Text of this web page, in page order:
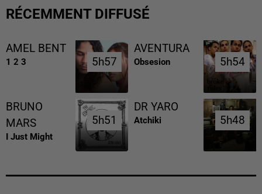
RÉCEMMENT DIFFUSÉ
AMEL BENT
1 2 3 5h57
5h57
AVENTURA
Obsesion 5h54
5h54
BRUNO
MARS
I Just Might
5h51
5h51
DR YARO
Atchiki 5h48
5h48